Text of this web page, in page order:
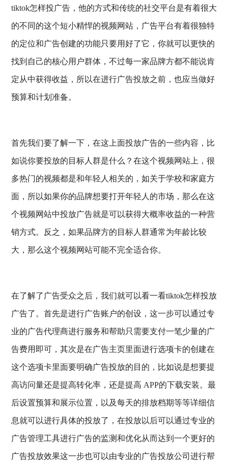
tiktok怎样投广告，他的方式和传统的社交平台是有着很大
的不同的这个短小精悍的视频网站，广告平台有着很独特
的定位和广告创建的功能只要用好了它，你就可以更快的
找到自己的核心用户群体，不过每一家品牌方都不能说肯
定从中获得收益，所以在进行广告投放之前，也应当做好
预算和计划准备。
首先我们要了解一下，在这上面投放广告的一些内容，比
如说你要投放的目标人群是什么？在这个视频网站上，很
多热门的视频都是和年轻人相关的，如关于学校和家庭方
面，所以如果你的品牌想要打开年轻人的市场，那么在这
个视频网站中投放广告就是可以获得大概率收益的一种营
销方式。反之，如果品牌方的目标人群通常为年龄比较
大，那么这个视频网站可能不完全适合你。
在了解了广告受众之后，我们就可以看一看tiktok怎样投放
广告了。首先是进行广告账户的创设，这一步可以通过专
业的广告代理商进行服务和帮助只需要支付一笔少量的广
告费用即可，其次是在广告主页里面进行选项卡的创建在
这个选项卡里面要明确广告投放的目的，比如说是想要提
高访问量还是提高转化率，还是提高 APP的下载安装。最
后设置预算和展示位置，以及每天的排放档期等等详细信
息就可以进行具体的投放了，在投放以后可以通过专业的
广告管理工具进行广告的监测和优化从而达到一个更好的
广告投放效果这一步也可以由专业的广告投放公司进行帮